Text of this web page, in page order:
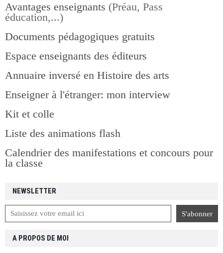
NEWSLETTER
Avantages enseignants (Préau, Pass
éducation,...)
Documents pédagogiques gratuits
Espace enseignants des éditeurs
Annuaire inversé en Histoire des arts
Enseigner à l'étranger: mon interview
Kit et colle
Liste des animations flash
Calendrier des manifestations et concours pour
la classe
A PROPOS DE MOI